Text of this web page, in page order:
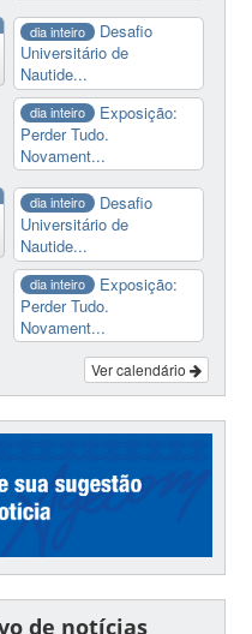
dia inteiro
Desafio
Universitário de
Nautide...
dia inteiro
Exposição:
Perder Tudo.
Novament...
dia inteiro
Desafio
Universitário de
Nautide...
dia inteiro
Exposição:
Perder Tudo.
Novament...
Ver calendário
de notícias